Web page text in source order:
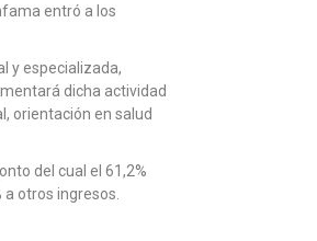
entró a los
y especializada,
dicha actividad
orientación en salud
del cual el 61,2%
otros ingresos.